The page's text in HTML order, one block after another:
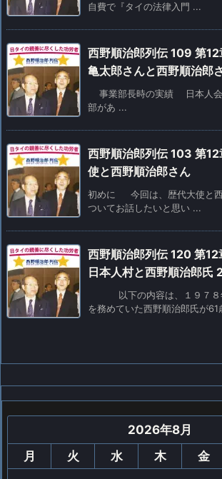
自費で『タイの法律入門 ...
西野順治郎列伝 109 第
亀太郎さんと西野順治郎
事業部長時の実績 日本人会
部があ ...
西野順治郎列伝 103 第
使と西野順治郎さん
初めに 今回は、歴代大使と西
ついてお話したいと思い ...
西野順治郎列伝 120 第
日本人村と西野順治郎氏
以下の内容は、１９７８
を務めていた西野順治郎氏が61
2026年8月
月
火 水 木 金